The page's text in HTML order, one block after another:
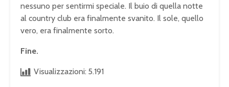
nessuno per sentirmi speciale. Il buio di quella notte
al country club era finalmente svanito. Il sole, quello
vero, era finalmente sorto.
Fine.
Visualizzazioni: 5.191